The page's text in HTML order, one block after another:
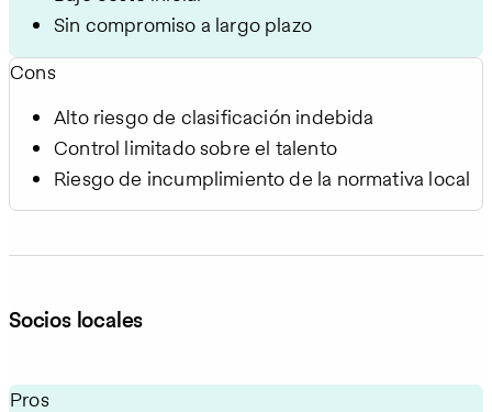
Sin compromiso a largo plazo
Cons
Alto riesgo de clasificación indebida
Control limitado sobre el talento
Riesgo de incumplimiento de la normativa local
Socios locales
Pros